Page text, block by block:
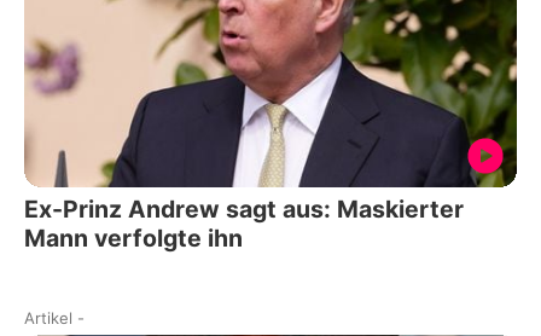
Ex-Prinz Andrew sagt aus: Maskierter
Mann verfolgte ihn
Artikel -